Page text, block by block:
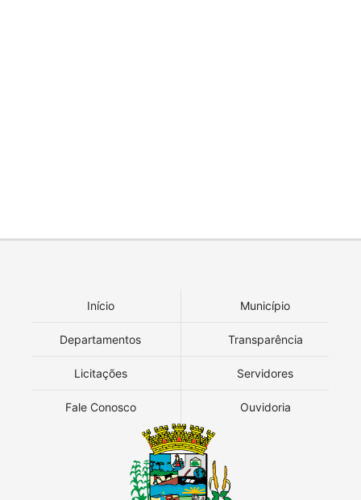
Início Município
Departamentos Transparência
Licitações Servidores
Fale Conosco Ouvidoria